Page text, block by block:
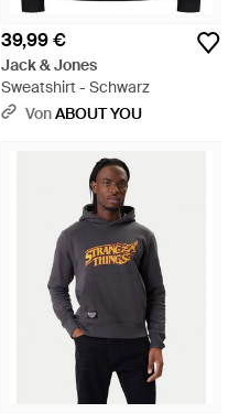
39,99 €
Jack & Jones
Sweatshirt - Schwarz
VonABOUT YOU